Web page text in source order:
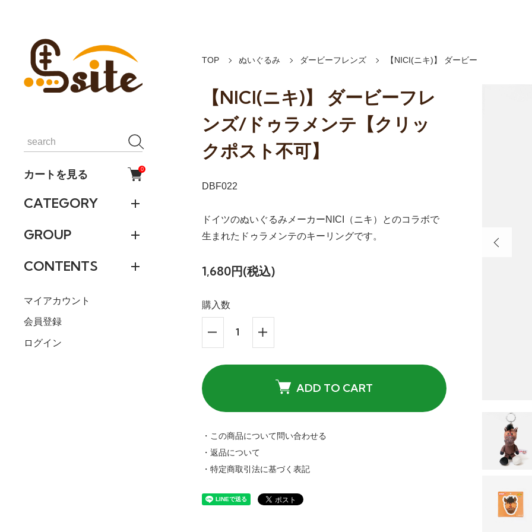
カートを見る 0
CATEGORY
GROUP
CONTENTS
マイアカウント
会員登録
ログイン
TOP ぬいぐるみ ダービーフレンズ 【NICI(ニキ)】 ダービー
【NICI(ニキ)】 ダービーフレ
ンズ/ドゥラメンテ【クリッ
クポスト不可】
DBF022
ドイツのぬいぐるみメーカーNICI（ニキ）とのコラボで
生まれたドゥラメンテのキーリングです。
1,680円(税込)
購入数
ADD TO CART
・この商品について問い合わせる
・返品について
・特定商取引法に基づく表記